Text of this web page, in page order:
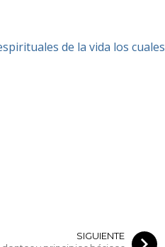
de la vida los cuales
SIGUIENTE